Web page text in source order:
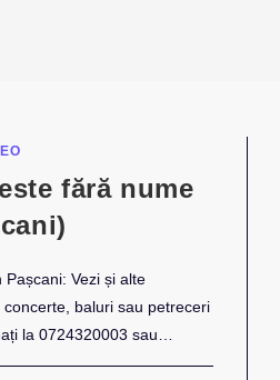
fără nume
Vezi și alte
baluri sau petreceri
la 0724320003 sau…